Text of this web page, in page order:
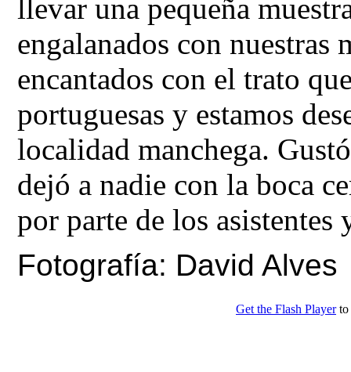
llevar una pequeña
engalanados con nuestras
encantados con el trato
portuguesas y estamos
localidad manchega.
dejó a nadie con la boca
por parte de los
Fotografía: David Alves